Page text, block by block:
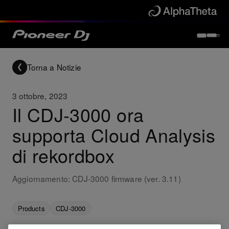
Torna a Notizie
3 ottobre, 2023
Il CDJ-3000 ora
supporta Cloud Analysis
di rekordbox
Aggiornamento: CDJ-3000 firmware (ver. 3.11)
Products CDJ-3000